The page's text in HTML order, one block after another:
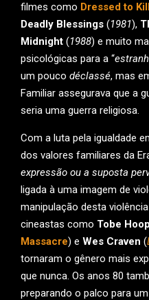
filmes como Dressed to
Deadly Blessings (1981),
Midnight (1988) e muito
psicológicas para a “
um pouco déclassé, mas
Familiar assegurava que a
seria uma guerra religiosa.
Com a luta pela igualdade
dos valores familiares da
expressão ou a suposta
ligada à uma imagem de
manipulação desta
cineastas como Tobe
Massacre) e Wes Craven (
tornaram o gênero mais
que nunca. Os anos 80
preparando o palco para